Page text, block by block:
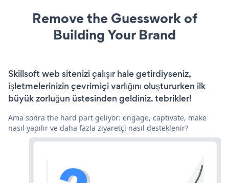
Remove the Guesswork of
Building Your Brand
Skillsoft web sitenizi çalışır hale getirdiyseniz,
işletmelerinizin çevrimiçi varlığını oluştururken ilk
büyük zorluğun üstesinden geldiniz. tebrikler!
Ama sonra the hard part geliyor: engage, captivate, make
nasıl yapılır ve daha fazla ziyaretçi nasıl desteklenir?